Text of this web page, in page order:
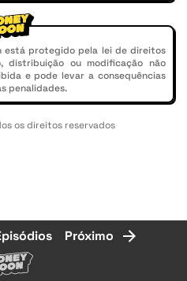
está protegido pela lei de direitos
distribuição ou modificação não
e pode levar a consequências
penalidades.
os direitos reservados
Próximo